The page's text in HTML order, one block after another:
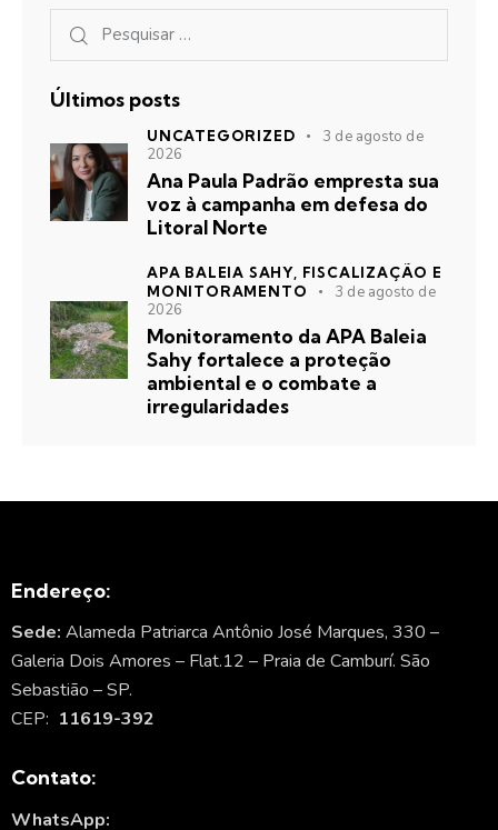
Últimos posts
UNCATEGORIZED
3 de agosto de
2026
Ana Paula Padrão empresta sua
voz à campanha em defesa do
Litoral Norte
APA BALEIA SAHY, FISCALIZAÇÃO E
MONITORAMENTO
3 de agosto de
2026
Monitoramento da APA Baleia
Sahy fortalece a proteção
ambiental e o combate a
irregularidades
Endereço:
Sede: Alameda Patriarca Antônio José Marques, 330 –
Galeria Dois Amores – Flat.12 – Praia de Camburí. São
Sebastião – SP.
CEP: 11619-392
Contato:
WhatsApp: